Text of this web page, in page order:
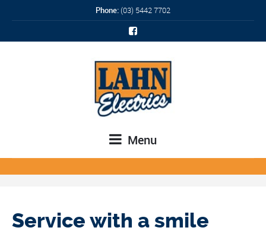
Phone: (03) 5442 7702
Menu
Service with a smile